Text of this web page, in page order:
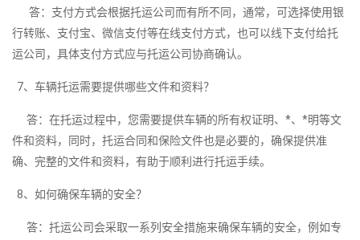
答：支付方式会根据托运公司而有所不同，通常，可选择使用银
行转账、支付宝、微信支付等在线支付方式，也可以线下支付给托
运公司，具体支付方式应与托运公司协商确认。
7、车辆托运需要提供哪些文件和资料？
答：在托运过程中，您需要提供车辆的所有权证明、*、*明等文
件和资料，同时，托运合同和保险文件也是必要的，确保提供准
确、完整的文件和资料，有助于顺利进行托运手续。
8、如何确保车辆的安全？
答：托运公司会采取一系列安全措施来确保车辆的安全，例如专